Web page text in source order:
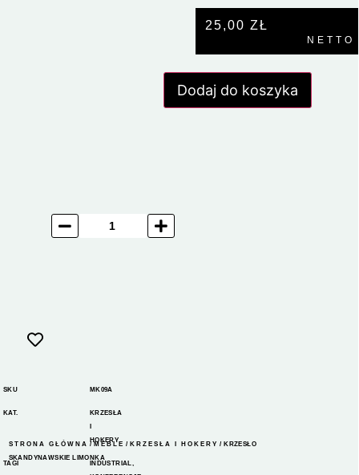
25,00 ZŁ
NETTO
Dodaj do koszyka
SKU MK09A
KAT.
KRZESŁA
HOKERY
TAGI INDUSTRIAL,
STRONA GŁÓWNA /MEBLE / KRZESŁA I HOKERY / KRZESŁO
SKANDYNAWSKIE LIMONKA